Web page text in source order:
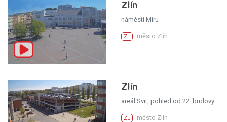
Zlín
náměstí Míru
ZL město Zlín
Zlín
areál Svit, pohled od 22. budovy
ZL město Zlín